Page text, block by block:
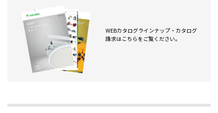
WEBカタログラインナップ・カタログ
請求はこちらをご覧ください。